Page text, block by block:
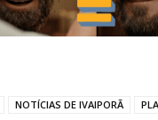
NOTÍCIAS DE IVAIPORÃ